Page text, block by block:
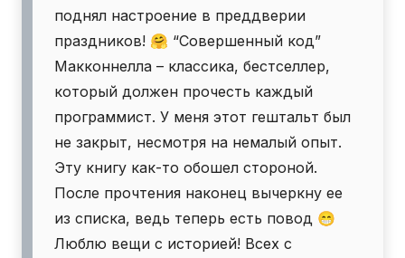
поднял настроение в преддверии
праздников! 🤗 “Совершенный код”
Макконнелла – классика, бестселлер,
который должен прочесть каждый
программист. У меня этот гештальт был
не закрыт, несмотря на немалый опыт.
Эту книгу как-то обошел стороной.
После прочтения наконец вычеркну ее
из списка, ведь теперь есть повод 😁
Люблю вещи с историей! Всех с